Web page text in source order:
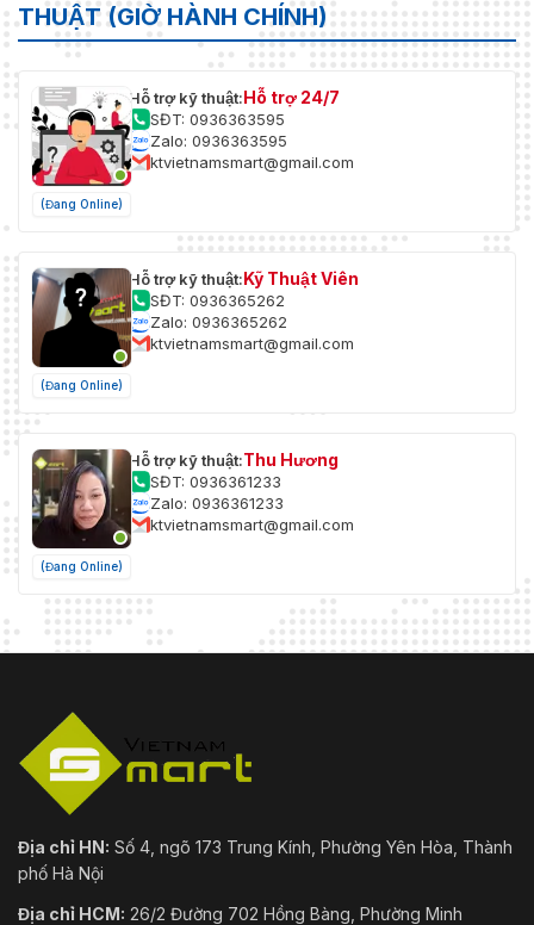
THUẬT (GIỜ HÀNH CHÍNH)
(Đang Online)
Hỗ trợ kỹ thuật:Hỗ trợ 24/7
SĐT: 0936363595
Zalo: 0936363595
ktvietnamsmart@gmail.com
(Đang Online)
Hỗ trợ kỹ thuật:Kỹ Thuật Viên
SĐT: 0936365262
Zalo: 0936365262
ktvietnamsmart@gmail.com
(Đang Online)
Hỗ trợ kỹ thuật:Thu Hương
SĐT: 0936361233
Zalo: 0936361233
ktvietnamsmart@gmail.com
Địa chỉ HN: Số 4, ngõ 173 Trung Kính, Phường Yên Hòa, Thành
phố Hà Nội
Địa chỉ HCM: 26/2 Đường 702 Hồng Bàng, Phường Minh